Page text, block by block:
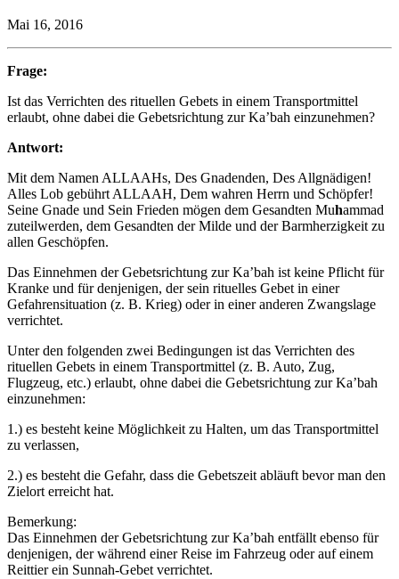
Mai 16, 2016
Frage:
Ist das Verrichten des rituellen Gebets in einem Transportmittel
erlaubt, ohne dabei die Gebetsrichtung zur Ka’bah einzunehmen?
Antwort:
Mit dem Namen ALLAAHs, Des Gnadenden, Des Allgnädigen!
Alles Lob gebührt ALLAAH, Dem wahren Herrn und Schöpfer!
Seine Gnade und Sein Frieden mögen dem Gesandten Muhammad
zuteilwerden, dem Gesandten der Milde und der Barmherzigkeit zu
allen Geschöpfen.
Das Einnehmen der Gebetsrichtung zur Ka’bah ist keine Pflicht für
Kranke und für denjenigen, der sein rituelles Gebet in einer
Gefahrensituation (z. B. Krieg) oder in einer anderen Zwangslage
verrichtet.
Unter den folgenden zwei Bedingungen ist das Verrichten des
rituellen Gebets in einem Transportmittel (z. B. Auto, Zug,
Flugzeug, etc.) erlaubt, ohne dabei die Gebetsrichtung zur Ka’bah
einzunehmen:
1.) es besteht keine Möglichkeit zu Halten, um das Transportmittel
zu verlassen,
2.) es besteht die Gefahr, dass die Gebetszeit abläuft bevor man den
Zielort erreicht hat.
Bemerkung:
Das Einnehmen der Gebetsrichtung zur Ka’bah entfällt ebenso für
denjenigen, der während einer Reise im Fahrzeug oder auf einem
Reittier ein Sunnah-Gebet verrichtet.